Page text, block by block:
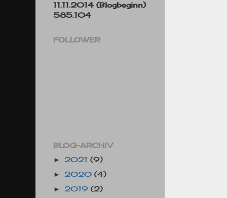
11.11.2014 (Blogbeginn)
585.104
FOLLOWER
BLOG-ARCHIV
► 2021 (9)
► 2020 (4)
► 2019 (2)